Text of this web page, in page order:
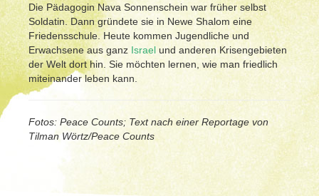
Die Pädagogin Nava Sonnenschein war früher selbst
Soldatin. Dann gründete sie in Newe Shalom eine
Friedensschule. Heute kommen Jugendliche und
Erwachsene aus ganz Israel und anderen Krisengebieten
der Welt dort hin. Sie möchten lernen, wie man friedlich
miteinander leben kann.
Fotos: Peace Counts; Text nach einer Reportage von
Tilman Wörtz/Peace Counts